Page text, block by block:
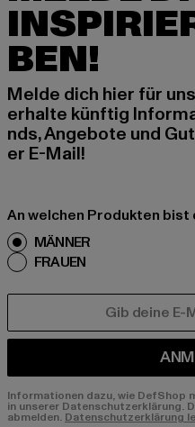
BEN!
Melde dich hier für
erhalte künftig
nds, Angebote und
er E-Mail!
An welchen Produkten
MÄNNER
FRAUEN
Informationen dazu, wie DefShop
in unserer Datenschutzerklärung.
abmelden. Datenschutzerklärung